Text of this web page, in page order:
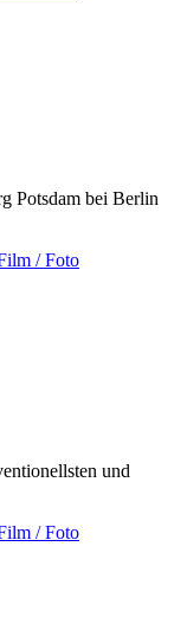
Potsdam bei Berlin
/ Foto
und
/ Foto